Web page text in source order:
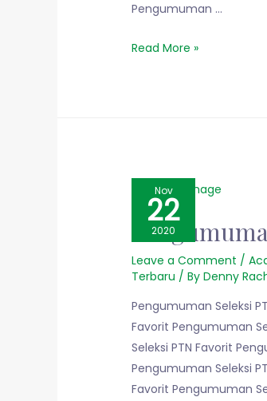
Pengumuman …
Read More »
Nov
22
2020
Leave a Comment /
Terbaru / ByDenny
Pengumuman Seleksi
Favorit Pengumuman
Seleksi PTN Favorit
Pengumuman Seleksi
Favorit Pengumuman